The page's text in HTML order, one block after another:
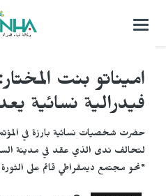
التحكم
اميناتو بنت
فيدرالية نسائية
حضرت شخصيات نسائية بارزة في
لتحالف ندى الذي عقد في مدينة
"نحو مجتمع ديمقراطي قائم على الثورة